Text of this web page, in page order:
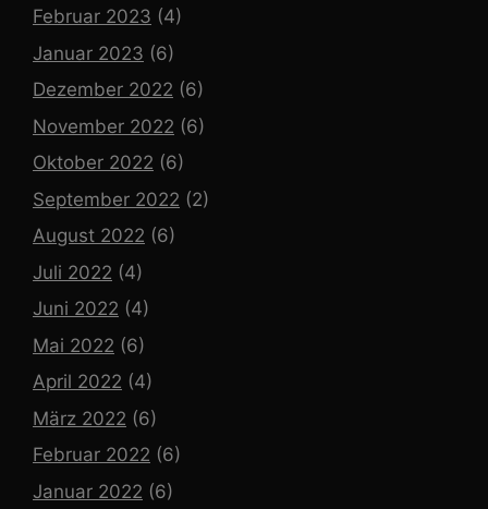
Februar 2023 (4)
Januar 2023 (6)
Dezember 2022 (6)
November 2022 (6)
Oktober 2022 (6)
September 2022 (2)
August 2022 (6)
Juli 2022 (4)
Juni 2022 (4)
Mai 2022 (6)
April 2022 (4)
März 2022 (6)
Februar 2022 (6)
Januar 2022 (6)